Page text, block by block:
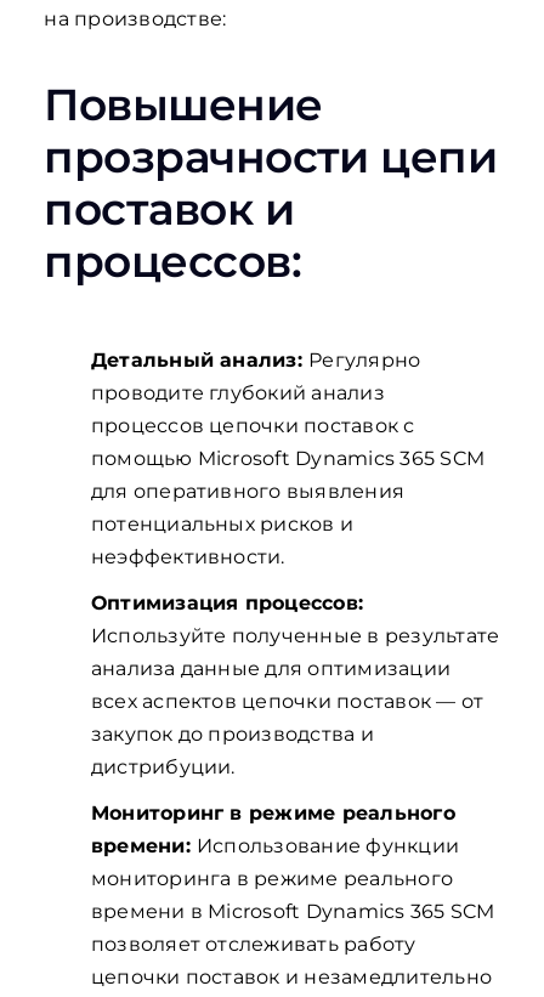
на производстве:
Повышение
прозрачности цепи
поставок и
процессов:
Детальный анализ: Регулярно
проводите глубокий анализ
процессов цепочки поставок с
помощью Microsoft Dynamics 365 SCM
для оперативного выявления
потенциальных рисков и
неэффективности.
Оптимизация процессов:
Используйте полученные в результате
анализа данные для оптимизации
всех аспектов цепочки поставок — от
закупок до производства и
дистрибуции.
Мониторинг в режиме реального
времени: Использование функции
мониторинга в режиме реального
времени в Microsoft Dynamics 365 SCM
позволяет отслеживать работу
цепочки поставок и незамедлительно